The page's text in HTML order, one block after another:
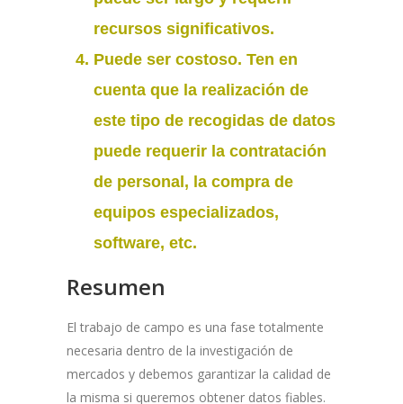
recursos significativos.
Puede ser costoso. Ten en
cuenta que la realización de
este tipo de recogidas de datos
puede requerir la contratación
de personal, la compra de
equipos especializados,
software, etc.
Resumen
El trabajo de campo es una fase totalmente
necesaria dentro de la investigación de
mercados y debemos garantizar la calidad de
la misma si queremos obtener datos fiables.